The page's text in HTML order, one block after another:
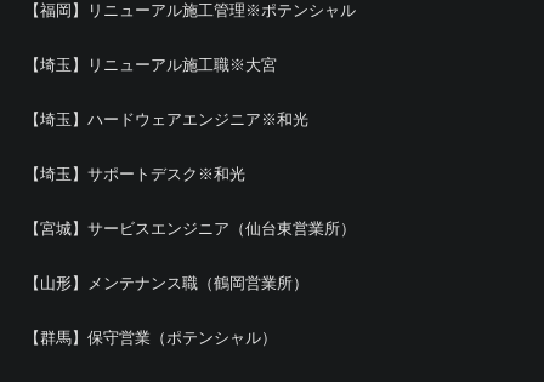
【福岡】リニューアル施工管理※ポテンシャル
【埼玉】リニューアル施工職※大宮
【埼玉】ハードウェアエンジニア※和光
【埼玉】サポートデスク※和光
【宮城】サービスエンジニア（仙台東営業所）
【山形】メンテナンス職（鶴岡営業所）
【群馬】保守営業（ポテンシャル）